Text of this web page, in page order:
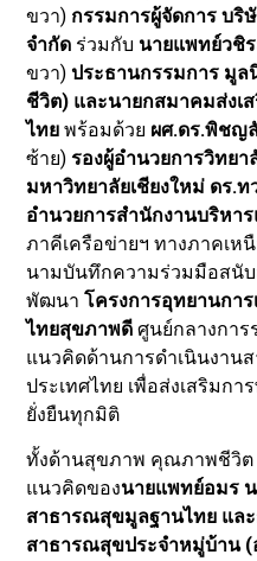
ขวา) กรรมการผู้จัดการ บริ
จำกัด ร่วมกับ นายแพทย์วชิ
ขวา) ประธานกรรมการ มูล
ชีวิต) และนายกสมาคมส่งเ
ไทยพร้อมด้วย ผศ.ดร.พิช
ซ้าย) รองผู้อำนวยการวิทย
มหาวิทยาลัยเชียงใหม่ ดร.ท
อำนวยการสำนักงานบริหา
ภาคีเครือข่ายฯ ทางภาคเห
นามบันทึกความร่วมมือสนั
พัฒนาโครงการอุทยานกา
ไทยสุขภาพดี ศูนย์กลางการ
แนวคิดด้านการดำเนินงาน
ประเทศไทย เพื่อส่งเสริมก
ยั่งยืนทุกมิติ
ทั้งด้านสุขภาพ คุณภาพชีวิต
แนวคิดของนายแพทย์อมร
สาธารณสุขมูลฐานไทย แล
สาธารณสุขประจำหมู่บ้าน (